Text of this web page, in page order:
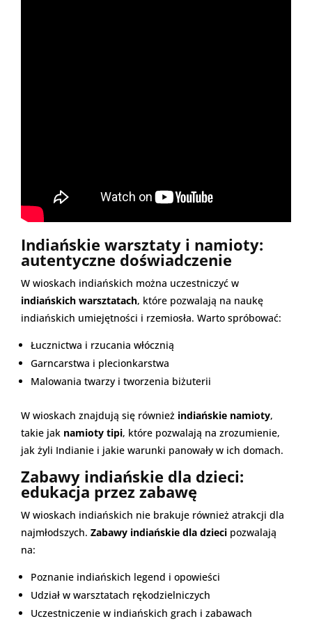
Indiańskie warsztaty i namioty:
autentyczne doświadczenie
W wioskach indiańskich można uczestniczyć w
indiańskich warsztatach, które pozwalają na naukę
indiańskich umiejętności i rzemiosła. Warto spróbować:
Łucznictwa i rzucania włócznią
Garncarstwa i plecionkarstwa
Malowania twarzy i tworzenia biżuterii
W wioskach znajdują się również indiańskie namioty,
takie jak namioty tipi, które pozwalają na zrozumienie,
jak żyli Indianie i jakie warunki panowały w ich domach.
Zabawy indiańskie dla dzieci:
edukacja przez zabawę
W wioskach indiańskich nie brakuje również atrakcji dla
najmłodszych. Zabawy indiańskie dla dzieci pozwalają
na:
Poznanie indiańskich legend i opowieści
Udział w warsztatach rękodzielniczych
Uczestniczenie w indiańskich grach i zabawach